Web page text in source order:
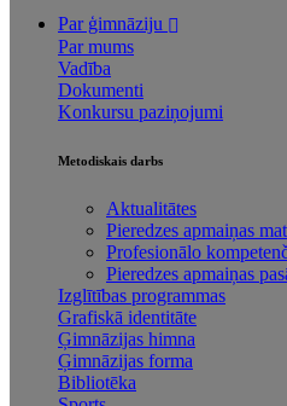
Par ģimnāziju
Par mums
Vadība
Dokumenti
Konkursu paziņojumi
Metodiskais darbs
Aktualitātes
Pieredzes apmaiņas
Profesionālo
Pieredzes apmaiņas
Izglītības programmas
Grafiskā identitāte
Ģimnāzijas himna
Ģimnāzijas forma
Bibliotēka